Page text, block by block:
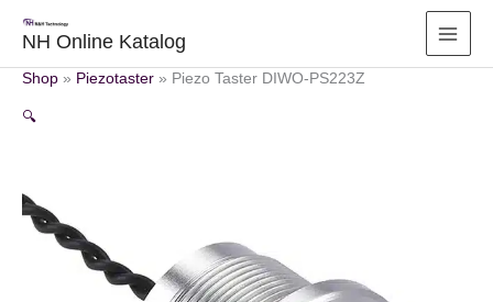
Inhalt
springen
NH Online Katalog
Shop » Piezotaster » Piezo Taster DIWO-PS223Z
🔍